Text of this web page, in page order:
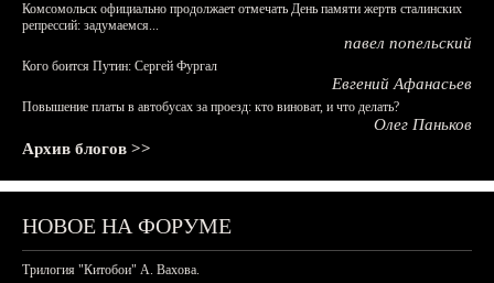
Комсомольск официально продолжает отмечать День памяти жертв сталинских
репрессий: задумаемся...
павел попельский
Кого боится Путин: Сергей Фургал
Евгений Афанасьев
Повышение платы в автобусах за проезд: кто виноват, и что делать?
Олег Паньков
Архив блогов >>
НОВОЕ НА ФОРУМЕ
Трилогия "Китобои" А. Вахова.